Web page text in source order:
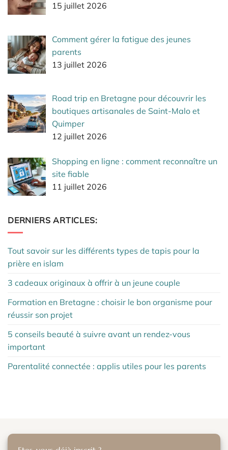
15 juillet 2026
Comment gérer la fatigue des jeunes
parents
13 juillet 2026
Road trip en Bretagne pour découvrir les
boutiques artisanales de Saint-Malo et
Quimper
12 juillet 2026
Shopping en ligne : comment reconnaître un
site fiable
11 juillet 2026
DERNIERS ARTICLES:
Tout savoir sur les différents types de tapis pour la
prière en islam
3 cadeaux originaux à offrir à un jeune couple
Formation en Bretagne : choisir le bon organisme pour
réussir son projet
5 conseils beauté à suivre avant un rendez-vous
important
Parentalité connectée : applis utiles pour les parents